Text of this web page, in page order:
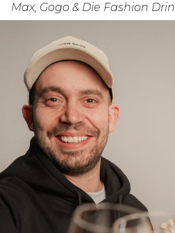
Max, Gogo & Die Fashion